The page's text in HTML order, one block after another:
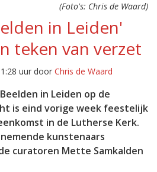
(Foto's: Chris de Waard)
in Leiden'
teken van verzet
uur door Chris de Waard
in Leiden op de
is eind vorige week feestelijk
in de Lutherse Kerk.
kunstenaars
curatoren Mette Samkalden